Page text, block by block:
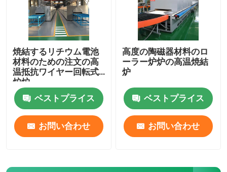
炉の家具
陶磁器炉
焼結炉
陽極および陰極の物質的な炉
焼結するリチウム電池
材料のための注文の高
温抵抗ワイヤー回転式
炉炉
ベストプライス
お問い合わせ
高度の陶磁器材料のロ
ーラー炉炉の高温焼結
炉
ベストプライス
お問い合わせ